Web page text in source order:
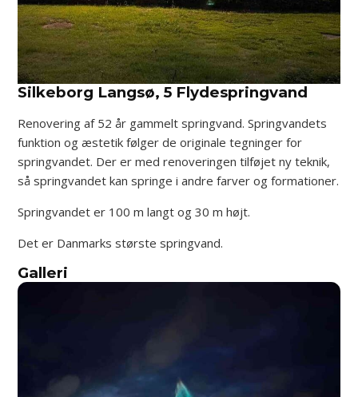
Silkeborg Langsø, 5 Flydespringvand
Renovering af 52 år gammelt springvand. Springvandets
funktion og æstetik følger de originale tegninger for
springvandet. Der er med renoveringen tilføjet ny teknik,
så springvandet kan springe i andre farver og formationer.
Springvandet er 100 m langt og 30 m højt.
Det er Danmarks største springvand.
Galleri